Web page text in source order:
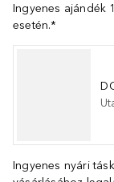
Ingyenes ajándék
esetén.*
Ingyenes nyári